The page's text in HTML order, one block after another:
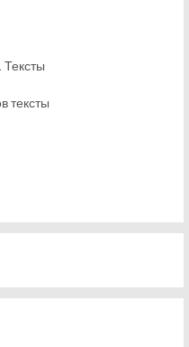
тексты